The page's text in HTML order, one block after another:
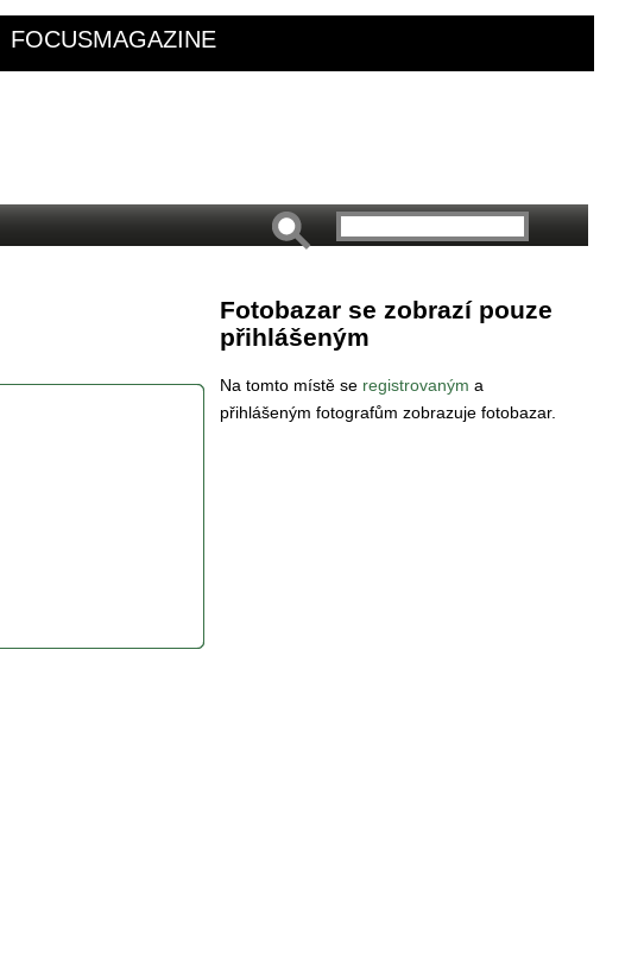
FOCUSMAGAZINE
Fotobazar se zobrazí pouze
přihlášeným
Na tomto místě se registrovaným a
přihlášeným fotografům zobrazuje fotobazar.